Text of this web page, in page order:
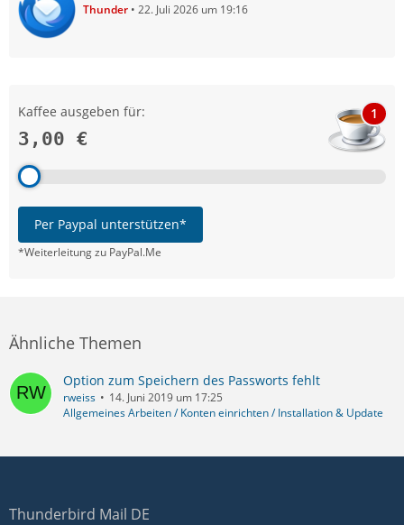
Thunder 22. Juli 2026 um 19:16
Kaffee ausgeben für:
3,00 €
1
Per Paypal unterstützen*
*Weiterleitung zu PayPal.Me
Ähnliche Themen
Option zum Speichern des Passworts fehlt
rweiss
14. Juni 2019 um 17:25
Allgemeines Arbeiten / Konten einrichten / Installation & Update
Thunderbird Mail DE